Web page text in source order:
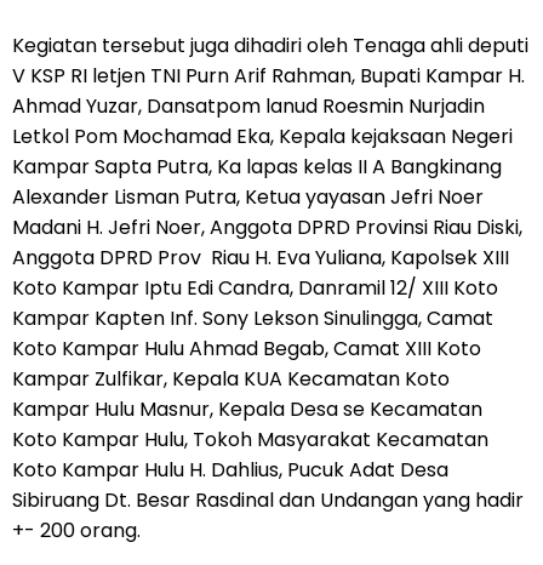
Kegiatan tersebut juga dihadiri oleh Tenaga ahli deputi
V KSP RI letjen TNI Purn Arif Rahman, Bupati Kampar H.
Ahmad Yuzar, Dansatpom lanud Roesmin Nurjadin
Letkol Pom Mochamad Eka, Kepala kejaksaan Negeri
Kampar Sapta Putra, Ka lapas kelas II A Bangkinang
Alexander Lisman Putra, Ketua yayasan Jefri Noer
Madani H. Jefri Noer, Anggota DPRD Provinsi Riau Diski,
Anggota DPRD Prov Riau H. Eva Yuliana, Kapolsek XIII
Koto Kampar Iptu Edi Candra, Danramil 12/ XIII Koto
Kampar Kapten Inf. Sony Lekson Sinulingga, Camat
Koto Kampar Hulu Ahmad Begab, Camat XIII Koto
Kampar Zulfikar, Kepala KUA Kecamatan Koto
Kampar Hulu Masnur, Kepala Desa se Kecamatan
Koto Kampar Hulu, Tokoh Masyarakat Kecamatan
Koto Kampar Hulu H. Dahlius, Pucuk Adat Desa
Sibiruang Dt. Besar Rasdinal dan Undangan yang hadir
+- 200 orang.